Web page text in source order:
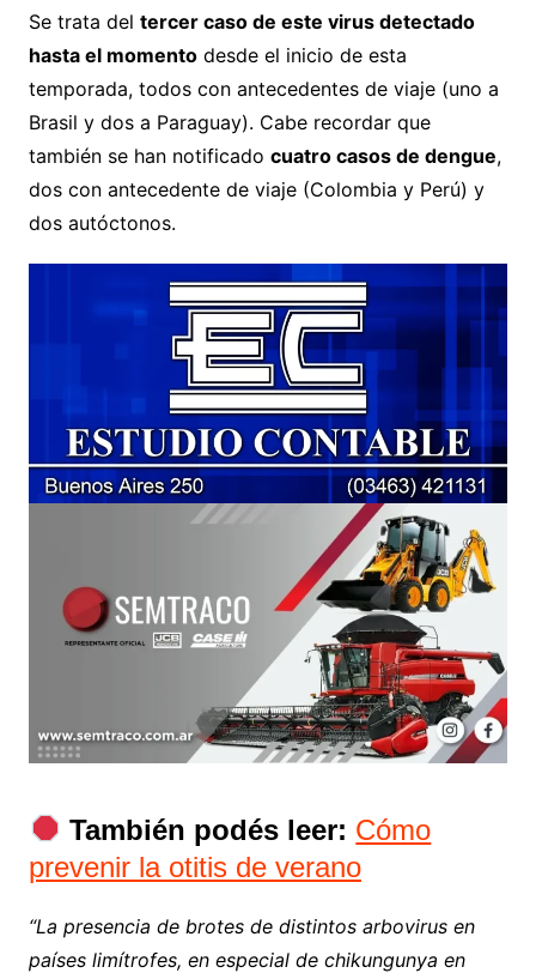
Se trata del tercer caso de este virus detectado
hasta el momentodesde el inicio de esta
temporada, todos con antecedentes de viaje (uno a
Brasil y dos a Paraguay). Cabe recordar que
también se han notificado cuatro casos de dengue,
dos con antecedente de viaje (Colombia y Perú) y
dos autóctonos.
También podés leer: Cómo
prevenir la otitis de verano
“La presencia de brotes de distintos arbovirus en
países limítrofes, en especial de chikungunya en